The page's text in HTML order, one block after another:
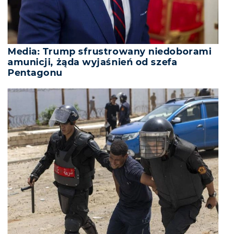
Media: Trump sfrustrowany niedoborami
amunicji, żąda wyjaśnień od szefa
Pentagonu